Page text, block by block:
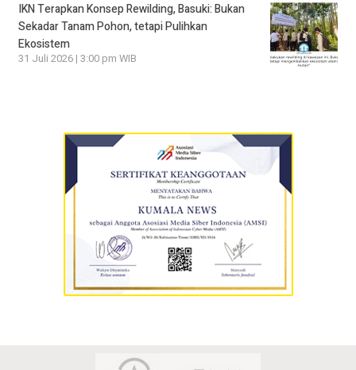
IKN Terapkan Konsep Rewilding, Basuki: Bukan
Sekadar Tanam Pohon, tetapi Pulihkan
Ekosistem
31 Juli 2026 | 3:00 pm WIB